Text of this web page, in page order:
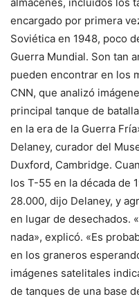
almacenes, incluidos los
encargado por primera
Soviética en 1948, poco
Guerra Mundial. Son tan
pueden encontrar en los
CNN, que analizó
principal tanque de
en la era de la Guerra
Delaney, curador del
Duxford, Cambridge.
los T-55 en la década de
28.000, dijo Delaney, y
en lugar de desechados.
nada», explicó. «Es
en los graneros
imágenes satelitales
de tanques de una base